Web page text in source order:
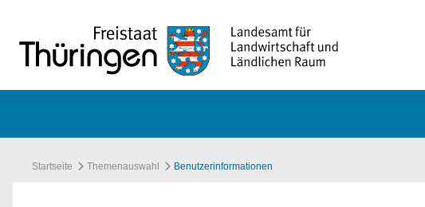
Startseite Themenauswahl Benutzerinformationen